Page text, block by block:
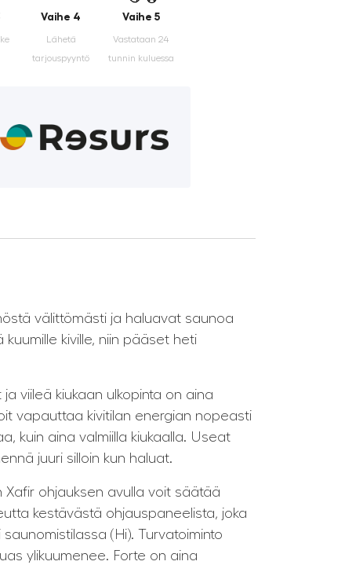
Vaihe 4
Lähetä
tarjouspyyntö
Vaihe 5
Vastataan 24
tunnin kuluessa
välittömästi ja haluavat saunoa
kiville, niin pääset heti
viileä kiukaan ulkopinta on aina
vapauttaa kivitilan energian nopeasti
kuin aina valmiilla kiukaalla. Useat
juuri silloin kun haluat.
Xafir ohjauksen avulla voit säätää
kestävästä ohjauspaneelista, joka
(Hi). Turvatoiminto
ylikuumenee. Forte on aina